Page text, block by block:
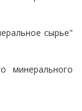
сырье"
минерального